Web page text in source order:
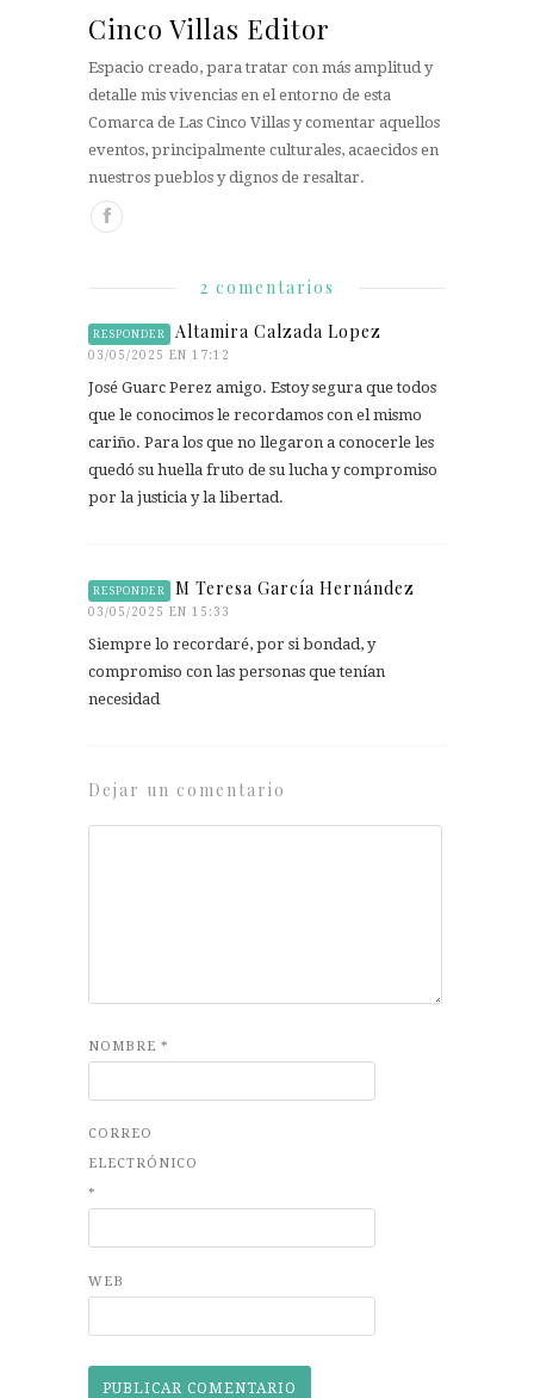
Cinco Villas Editor
Espacio creado, para tratar con más amplitud y
detalle mis vivencias en el entorno de esta
Comarca de Las Cinco Villas y comentar aquellos
eventos, principalmente culturales, acaecidos en
nuestros pueblos y dignos de resaltar.
2 comentarios
RESPONDER Altamira Calzada Lopez
03/05/2025 EN 17:12
José Guarc Perez amigo. Estoy segura que todos
que le conocimos le recordamos con el mismo
cariño. Para los que no llegaron a conocerle les
quedó su huella fruto de su lucha y compromiso
por la justicia y la libertad.
RESPONDER M Teresa García Hernández
03/05/2025 EN 15:33
Siempre lo recordaré, por si bondad, y
compromiso con las personas que tenían
necesidad
Dejar un comentario
NOMBRE *
CORREO
ELECTRÓNICO
*
WEB